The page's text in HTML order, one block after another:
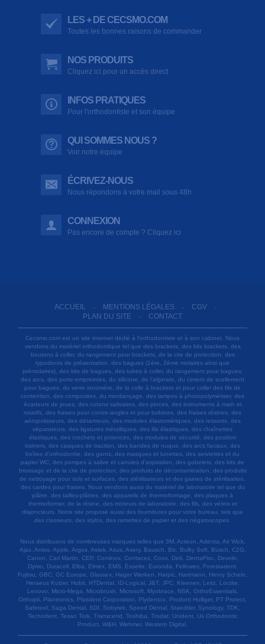
LES + DE CECSMO.COM
Toutes les bonnes raisons de commander
NOS PRODUITS
Cliquez ici pour un accès direct
INFOS PRATIQUES
Pour l'orthodontiste et son équipe
QUI SOMMES NOUS ?
Voir notre équipe
ÉCRIVEZ-NOUS
Nous répondons à votre mail sous 48h
CONNEXION
Pas encore de compte ? Cliquez ici
ACCUEIL - MENTIONS LÉGALES - CGV -
PLAN DU SITE - CONTACT
Cecsmo.com est un site internet dédié à l'orthodontiste et à son cabinet. Nous
vendons du matériel orthodontique tel que des brackets, des kits brackets, des
boutons à coller, du rangement pour brackets, de la cire de protection, des
typodonts de présentation, des bagues (1ère, 2ème molaires ainsi que
prémolaires), des kits de bagues, des tubes à coller, du rangement pour bagues,
des arcs, des porte-empreintes, du silicone, de l'alginate, du ciment de scellement
pour bagues, du verre ionomère, de la colle à brackets et pour coller des fils de
contention, des composites, du mordançage, des lampes à photopolymériser, des
écarteurs de joues, des cotons salivaires, des pinces, des instruments à main et
rotatifs, des fraises pour contre-angles et pour turbines, des fraises résines, des
aéropolisseurs, des détartreurs, des modules élastomériques, des ressorts, des
séparateurs, des ligatures métalliques, des fils élastiques, des chaînettes
élastiques, des crochets et potences, des modules de sécurité, des position
trainers, des casques de traction, des bandes de nuque, des arcs faciaux, des
boîtes d'orthodontie, des gants, des masques et lunettes, des serviettes et du
papier WC, des pompes à salive et canules d'aspiration, des gobelets, des kits de
brossage et de la cire de protection, des produits de décontamination, des produits
de nettoyage pour sols et surfaces, des stérilisateurs et des gaines de stérilisation,
des cardes pour fraises. Nous vendons aussi du matériel de laboratoire tel que du
plâtre, des tailles-plâtres, des appareils de thermoformage, des plaques à
thermoformer, de la résine, des moteurs de laboratoire, des fils, des vérins et
disjoncteurs. Notre site propose aussi des fournitures pour votre bureau, tels que
des classeurs, des stylos, des ramettes de papier et des négatoscopes.
Nous distribuons de nombreuses marques telles que 3M, Acteon, Adenta, Air Wick,
Ajax, Anios, Apple, Argos, Astek, Asus, Avery, Bausch, Bic, Bulky Soft, Busch, C2G,
Canon, Carl Martin, CEP, Cominox, Contacez, Coxo, Deb, DentaFloc, Devolo,
Dymo, Duracell, Elba, Elmex, EMS, Esselte, Euronda, Fellowes, Forestadent,
Fujitsu, GBC, GC Europe, Glassex, Hager Werken, Harpic, Hartmann, Henry Schein,
Heraeus Kulzer, Hubit, HTDental, ID-Logical, J&T, JPC, Kleenex, Leitz, Loctite,
Lenovo, Micro-Mega, Microbrush, Microsoft, Myobrace, NSK, OrthoEssentials,
Orthopli, Plantronics, Plasdent Corporation, Plydentco, Prodont Holliger, PT Protect,
Safetool, Saga Dental, SDI, Sobytek, Speed Dental, Staedtler, Synology, TDK,
Tecnodent, Tesan Tork, Transcend, Toshiba, Trodat, Unident, Us Orthodontic
Product, W&H, Wehmer, Western Digital.